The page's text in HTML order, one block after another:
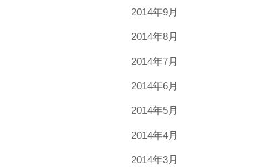
2014年9月
2014年8月
2014年7月
2014年6月
2014年5月
2014年4月
2014年3月